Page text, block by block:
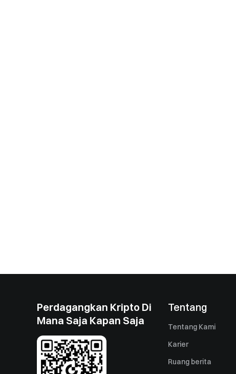
Perdagangkan Kripto Di
Mana Saja Kapan Saja
Tentang
Tentang Kami
Karier
Ruang berita